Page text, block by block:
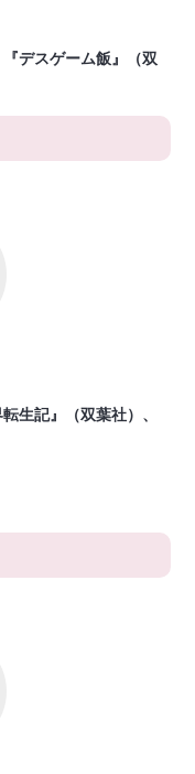
デスゲーム飯』（双
生記』（双葉社）、